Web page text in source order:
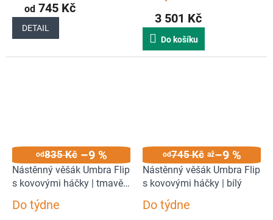
produktu
je
5,0
5
od 745 Kč
DETAIL
3 501 Kč
Do košíku
od835 Kč –9 %
Nástěnný věšák Umbra Flip
s kovovými háčky | tmavě
hnědý
Průměrné
Do týdne
od745 Kč až–9 %
Nástěnný věšák Umbra Flip
s kovovými háčky | bílý
Průměrné
Do týdne